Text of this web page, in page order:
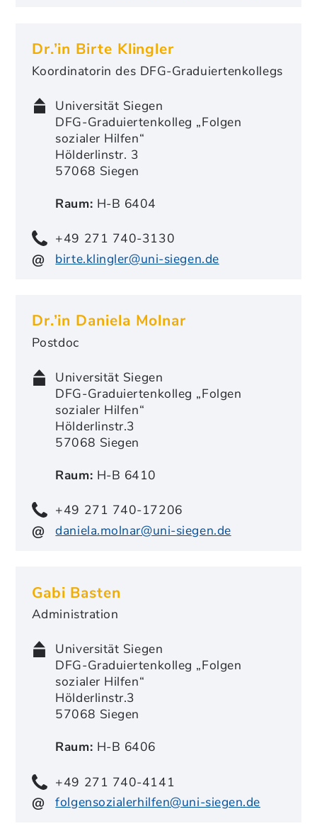
Dr.’in Birte Klingler
Koordinatorin des DFG-Graduiertenkollegs
Universität Siegen
DFG-Graduiertenkolleg „Folgen
sozialer Hilfen“
Hölderlinstr. 3
57068 Siegen
Raum: H-B 6404
+49 271 740-3130
birte.klingler@uni-siegen.de
Dr.’in Daniela Molnar
Postdoc
Universität Siegen
DFG-Graduiertenkolleg „Folgen
sozialer Hilfen“
Hölderlinstr.3
57068 Siegen
Raum: H-B 6410
+49 271 740-17206
daniela.molnar@uni-siegen.de
Gabi Basten
Administration
Universität Siegen
DFG-Graduiertenkolleg „Folgen
sozialer Hilfen“
Hölderlinstr.3
57068 Siegen
Raum: H-B 6406
+49 271 740-4141
folgensozialerhilfen@uni-siegen.de